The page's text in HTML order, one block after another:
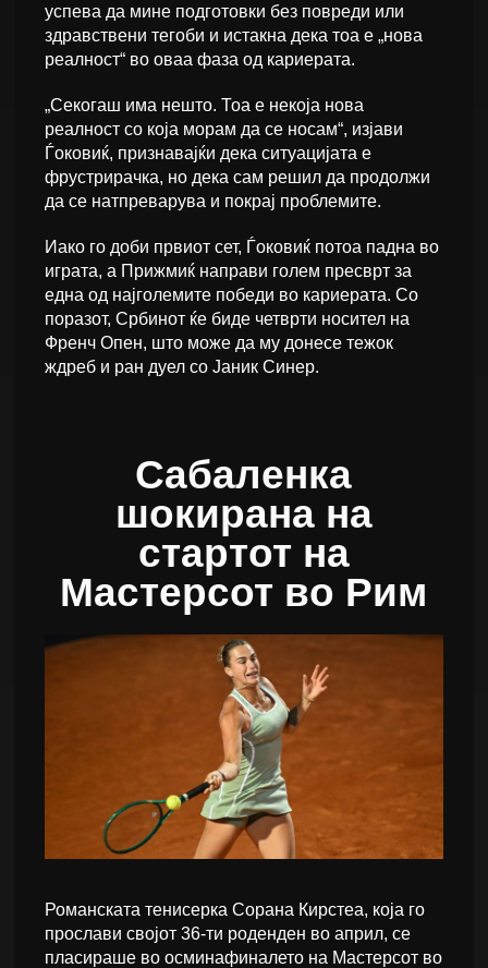
успева да мине подготовки без повреди или
здравствени тегоби и истакна дека тоа е „нова
реалност“ во оваа фаза од кариерата.
„Секогаш има нешто. Тоа е некоја нова
реалност со која морам да се носам“, изјави
Ѓоковиќ, признавајќи дека ситуацијата е
фрустрирачка, но дека сам решил да продолжи
да се натпреварува и покрај проблемите.
Иако го доби првиот сет, Ѓоковиќ потоа падна во
играта, а Прижмиќ направи голем пресврт за
една од најголемите победи во кариерата. Со
поразот, Србинот ќе биде четврти носител на
Френч Опен, што може да му донесе тежок
ждреб и ран дуел со Јаник Синер.
Сабаленка
шокирана на
стартот на
Мастерсот во Рим
Романската тенисерка Сорана Кирстеа, која го
прослави својот 36-ти роденден во април, се
пласираше во осминафиналето на Мастерсот во